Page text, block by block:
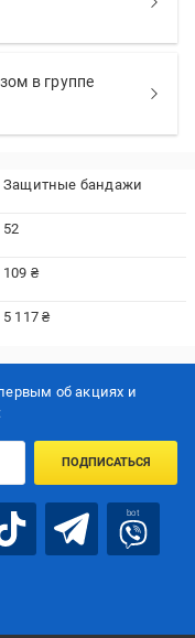
в группе
Защитные бандажи
52
109 ₴
5 117 ₴
об акцияx и
ПОДПИСАТЬСЯ
bot